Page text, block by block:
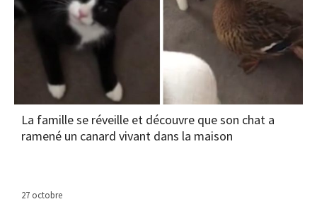
La famille se réveille et découvre que son chat a
ramené un canard vivant dans la maison
27 octobre